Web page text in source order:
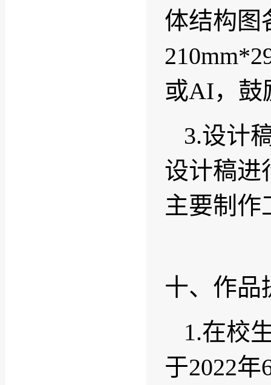
体结构图
或AI，鼓
3.设计
设计稿进
主要制作
十、作品
1.在校
于2022